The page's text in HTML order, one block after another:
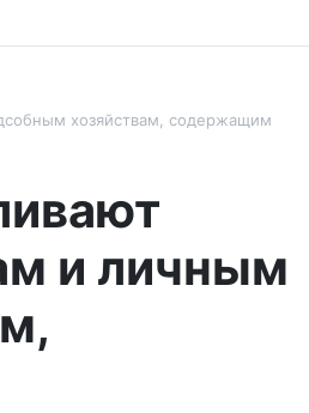
хозяйствам, содержащим
и личным